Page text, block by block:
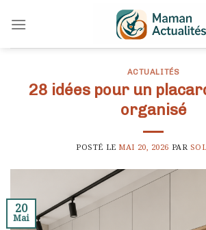
ACTUALITÉS
28 idées pour un
organisé
POSTÉ LE MAI 20, 2026 PAR
20
Mai